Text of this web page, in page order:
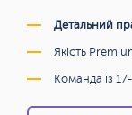
Детальний
Якість
Команда із